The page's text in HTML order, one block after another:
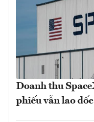
Doanh thu
phiếu vẫn lao dốc